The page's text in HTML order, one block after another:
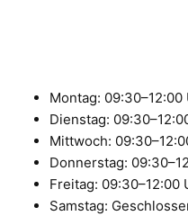
Montag: 09:30–12:00
Dienstag:
Mittwoch:
Donnerstag:
Freitag: 09:30–12:00
Samstag: